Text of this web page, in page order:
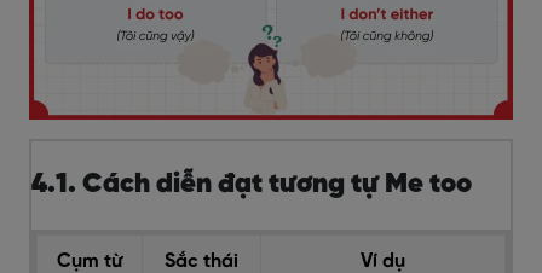
4.1. Cách diễn đạt tương tự Me too
Cụm từ
Sắc thái Ví dụ